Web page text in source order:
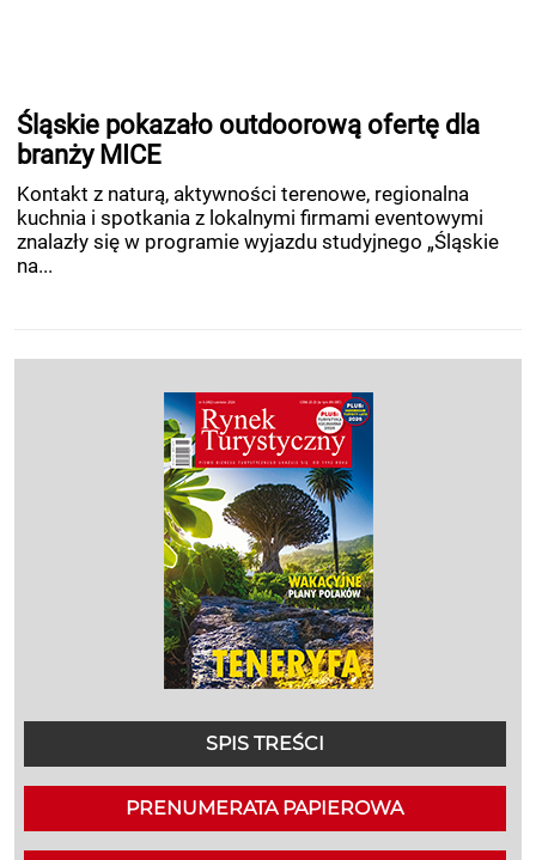
Śląskie pokazało outdoorową ofertę dla
branży MICE
Kontakt z naturą, aktywności terenowe, regionalna
kuchnia i spotkania z lokalnymi firmami eventowymi
znalazły się w programie wyjazdu studyjnego „Śląskie
na...
SPIS TREŚCI
PRENUMERATA PAPIEROWA